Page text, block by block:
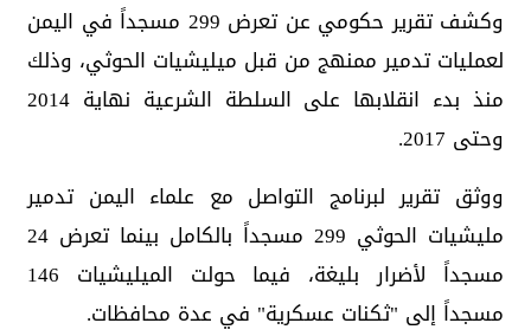
وكشف تقرير حكومي عن تعرض 299 مسجداً في اليمن
لعمليات تدمير ممنهج من قبل ميليشيات الحوثي، وذلك
منذ بدء انقلابها على السلطة الشرعية نهاية 2014
وحتى 2017.
ووثق تقرير لبرنامج التواصل مع علماء اليمن تدمير
مليشيات الحوثي 299 مسجداً بالكامل بينما تعرض 24
مسجداً لأضرار بليغة، فيما حولت الميليشيات 146
مسجداً إلى "ثكنات عسكرية" في عدة محافظات.